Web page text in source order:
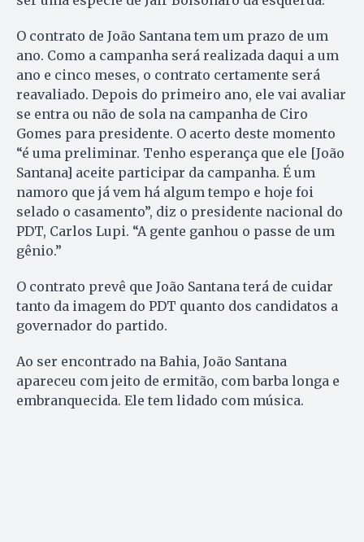
O contrato de João Santana tem um prazo de um
ano. Como a campanha será realizada daqui a um
ano e cinco meses, o contrato certamente será
reavaliado. Depois do primeiro ano, ele vai avaliar
se entra ou não de sola na campanha de Ciro
Gomes para presidente. O acerto deste momento
“é uma preliminar. Tenho esperança que ele [João
Santana] aceite participar da campanha. É um
namoro que já vem há algum tempo e hoje foi
selado o casamento”, diz o presidente nacional do
PDT, Carlos Lupi. “A gente ganhou o passe de um
gênio.”
O contrato prevê que João Santana terá de cuidar
tanto da imagem do PDT quanto dos candidatos a
governador do partido.
Ao ser encontrado na Bahia, João Santana
apareceu com jeito de ermitão, com barba longa e
embranquecida. Ele tem lidado com música.